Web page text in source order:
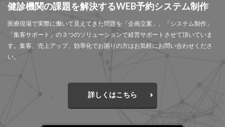
健診機関の課題を解決するWEB予約システム制作
医療現場で実際に働いて見えてきた問題を「企画立案」、「システム制作」
「集客サポート」の３つのソリューションで経営サポートさせて頂いていま
す。集客、売上アップ、効率化でお困りの方はお気軽にお問い合わせくださ
い。
詳しくはこちら